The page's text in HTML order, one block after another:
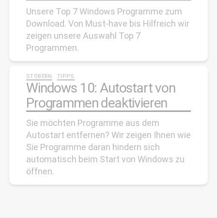
Unsere Top 7 Windows Programme zum
Download. Von Must-have bis Hilfreich wir
zeigen unsere Auswahl Top 7
Programmen.
STÖBERN TIPPS
Windows 10: Autostart von
Programmen deaktivieren
Sie möchten Programme aus dem
Autostart entfernen? Wir zeigen Ihnen wie
Sie Programme daran hindern sich
automatisch beim Start von Windows zu
öffnen.